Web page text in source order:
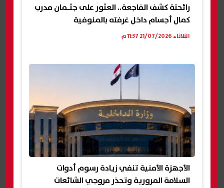
رائحتة كشف الفاجعة.. العثور على جثـمان مدرب
كمال أجسام داخل غرفته بالمنوفية
الثلاثاء 21/07/2026 11:37 م
الأجهزة الأمنية تنفي زيادة رسوم أدوات
السلامة المرورية وتحذر مروجي الشائعات